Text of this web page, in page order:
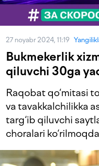
27 noyabr 2024, 11:19
Bukmekerlik
qiluvchi 30ga
Raqobat qo‘mitasi
va tavakkalchilikka
targ‘ib qiluvchi
choralari